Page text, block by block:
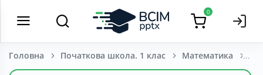
0
Головна Початкова школа. 1 клас Математика